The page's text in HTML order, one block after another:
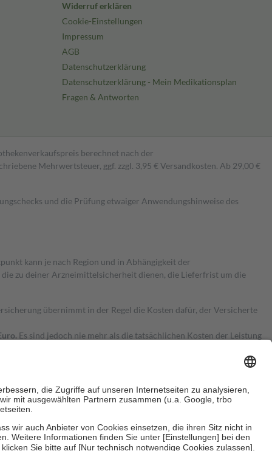
Widerruf erklären
Cookie-Einstellungen
Impressum
AGB
Datenschutzerklärung
Datenschutzerklärung - Mein Medikationsplan
Fragen & Antworten
berechnet nach der
Mehrwertsteuer, ggf. zzgl. 3,95 € Versandkosten. Ab 29,00 €
und die Prüfung etwaiger Anwendungshinweise des
kann je nach Region und in Abhängigkeit der
zu deiner Arzneimittelsicherheit dienen, die Lieferfrist um die
übernimmt in der Regel die Kosten dafür, der Versicherte
Es sind jedoch nie mehr als die tatsächlichen Kosten der Leistung
Zuzahlungen an bei: